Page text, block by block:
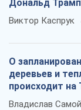
Дональд
Виктор Каспрук
О
деревьев и
происходит на
Владислав